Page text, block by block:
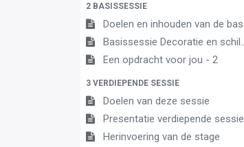
2 BASISSESSIE
Doelen en inhouden van de basissessie
Basissessie Decoratie en schilderwerken 3A
Een opdracht voor jou - 2
3 VERDIEPENDE SESSIE
Doelen van deze sessie
Presentatie verdiepende sessie
Herinvoering van de stage